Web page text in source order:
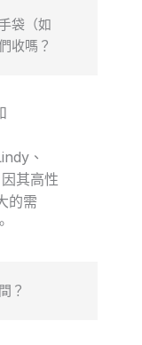
袋（如
收嗎？
、
其高性
的需
？